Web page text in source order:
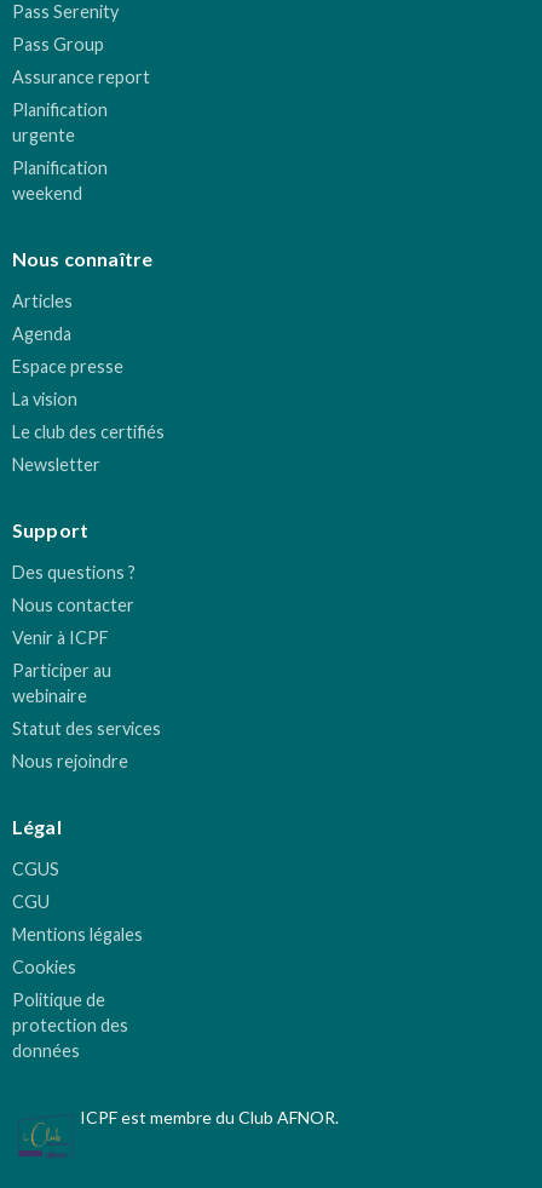
Pass Serenity
Pass Group
Assurance report
Planification
urgente
Planification
weekend
Nous connaître
Articles
Agenda
Espace presse
La vision
Le club des certifiés
Newsletter
Support
Des questions ?
Nous contacter
Venir à ICPF
Participer au
webinaire
Statut des services
Nous rejoindre
Légal
CGUS
CGU
Mentions légales
Cookies
Politique de
protection des
données
ICPF est membre du Club AFNOR.